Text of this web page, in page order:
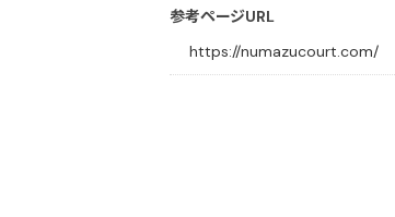
参考ページURL
https://numazucourt.com/